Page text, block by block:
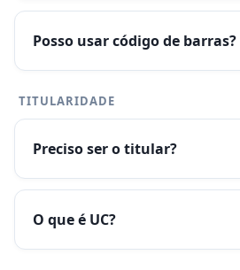
Posso usar código de barras?
TITULARIDADE
Preciso ser o titular?
O que é UC?